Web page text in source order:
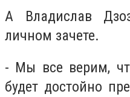
А Владислав
личном зачете.
- Мы все верим,
будет достойно